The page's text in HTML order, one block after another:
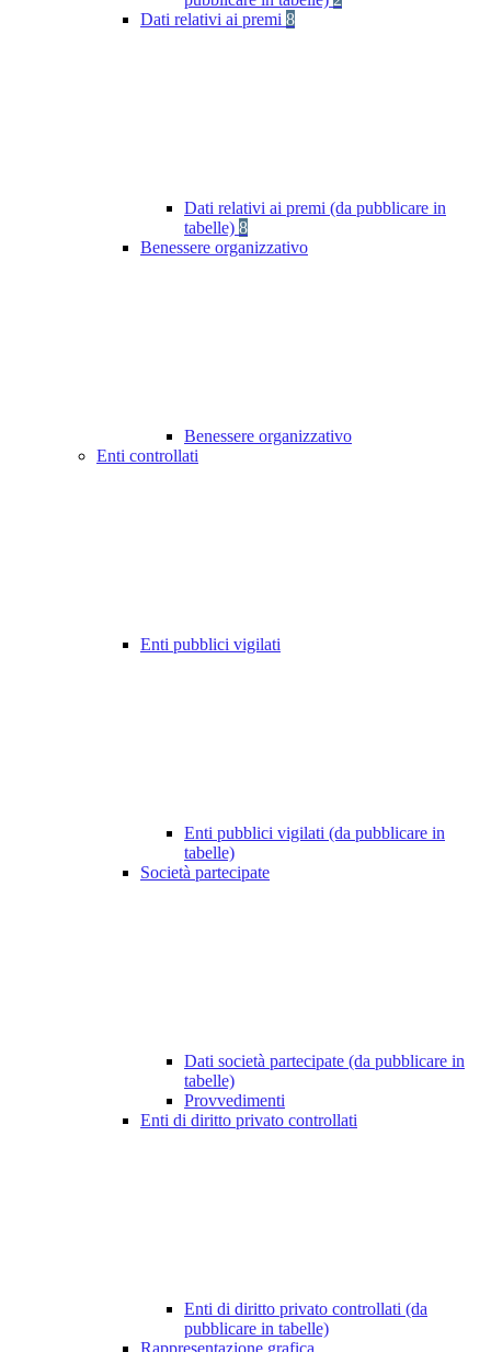
Dati relativi ai premi 8
Dati relativi ai premi (da pubblicare in
tabelle) 8
Benessere organizzativo
Benessere organizzativo
Enti controllati
Enti pubblici vigilati
Enti pubblici vigilati (da pubblicare in
tabelle)
Società partecipate
Dati società partecipate (da pubblicare in
tabelle)
Provvedimenti
Enti di diritto privato controllati
Enti di diritto privato controllati (da
pubblicare in tabelle)